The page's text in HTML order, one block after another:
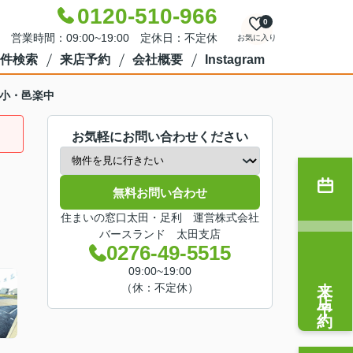
0120-510-966
営業時間：09:00~19:00 定休日：不定休 お気に入り
0
検索 来店予約 会社概要 Instagram
・邑楽中
お気軽にお問い合わせください
無料お問い合わせ
住まいの窓口太田・足利 運営株式会社
バースランド 太田支店
0276-49-5515
09:00~19:00
（休：不定休）
来店予約